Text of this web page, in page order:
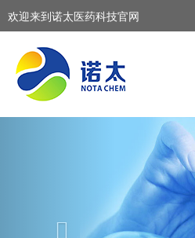
欢迎来到诺太医药科技官网